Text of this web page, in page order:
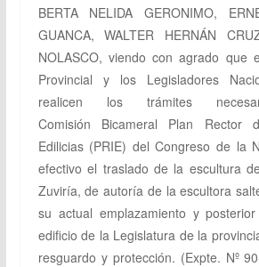
BERTA NELIDA GERONIMO,
GUANCA, WALTER HERNÁN
NOLASCO, viendocon agrado que
Provincial y los Legisladores
realicen los trámites
Comisión Bicameral Plan Rector
Edilicias (PRIE) del Congreso de la
efectivo el traslado de la escultura
Zuviría, de autoría de la escultora
su actual emplazamiento y
edificio de la Legislatura de la
resguardo y protección. (Expte. Nº